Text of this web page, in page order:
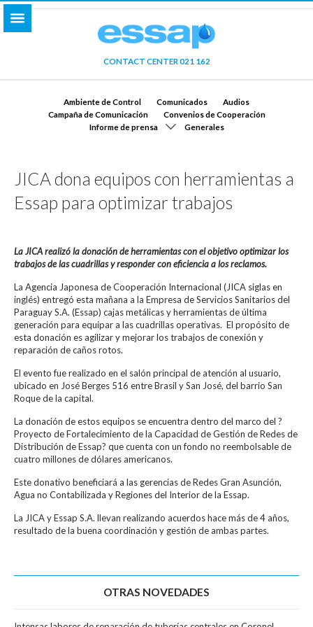
CONTACT CENTER 021 162
Ambiente de Control Comunicados
Audios
Campaña de Comunicación
Convenios de Cooperación
Informe de prensa
Generales
JICA dona equipos con herramientas a
Essap para optimizar trabajos
La JICA realizó la donación de herramientas con el objetivo optimizar los
trabajos de las cuadrillas y responder con eficiencia a los reclamos.
La Agencia Japonesa de Cooperación Internacional (JICA siglas en
inglés) entregó esta mañana a la Empresa de Servicios Sanitarios del
Paraguay S.A. (Essap) cajas metálicas y herramientas de última
generación para equipar a las cuadrillas operativas. El propósito de
esta donación es agilizar y mejorar los trabajos de conexión y
reparación de caños rotos.
El evento fue realizado en el salón principal de atención al usuario,
ubicado en José Berges 516 entre Brasil y San José, del barrio San
Roque de la capital.
La donación de estos equipos se encuentra dentro del marco del ?
Proyecto de Fortalecimiento de la Capacidad de Gestión de Redes de
Distribución de Essap? que cuenta con un fondo no reembolsable de
cuatro millones de dólares americanos.
Este donativo beneficiará a las gerencias de Redes Gran Asunción,
Agua no Contabilizada y Regiones del Interior de la Essap.
La JICA y Essap S.A. llevan realizando acuerdos hace más de 4 años,
resultado de la buena coordinación y gestión de ambas partes.
OTRAS NOVEDADES